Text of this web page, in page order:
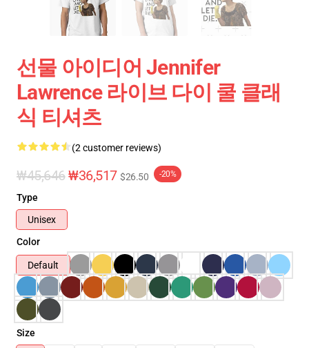
선물 아이디어 Jennifer
Lawrence 라이브 다이 쿨 클래
식 티셔츠
(2 customer reviews)
₩45,646₩36,517 $26.50 -20%
Type
Unisex
Color
Default
Size